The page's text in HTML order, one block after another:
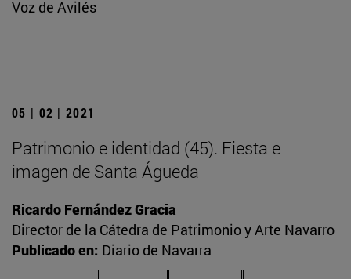
Voz de Avilés
05 | 02 | 2021
Patrimonio e identidad (45). Fiesta e
imagen de Santa Águeda
Ricardo Fernández Gracia
Director de la Cátedra de Patrimonio y Arte Navarro
Publicado en: Diario de Navarra